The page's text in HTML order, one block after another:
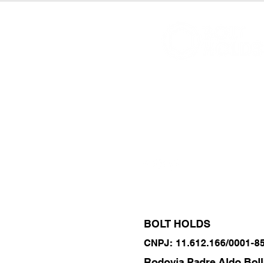
BOLT HOLDS
CNPJ: 11.612.166/0001-